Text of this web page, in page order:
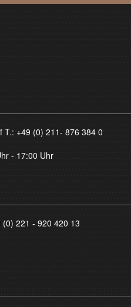
T.: +49 (0) 211- 876 384 0
- 17:00 Uhr
(0) 221 - 920 420 13